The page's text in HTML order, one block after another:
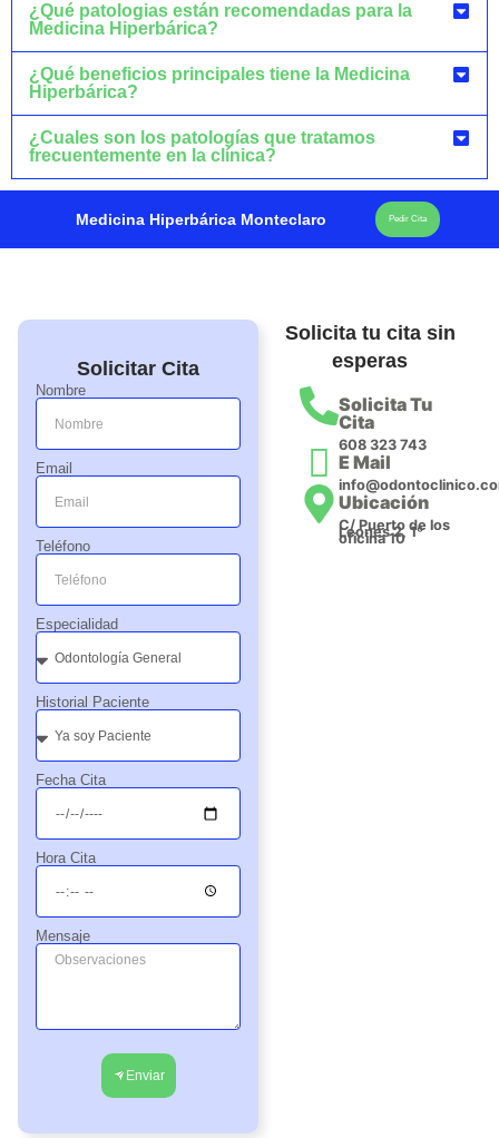
¿Qué patologias están recomendadas para la
Medicina Hiperbárica?
¿Qué beneficios principales tiene la Medicina
Hiperbárica?
¿Cuales son los patologías que tratamos
frecuentemente en la clínica?
Medicina Hiperbárica Monteclaro Pedir Cita
Solicitar Cita
Nombre
Email
Teléfono
Especialidad
Historial Paciente
Fecha Cita
Hora Cita
Mensaje
Enviar
Solicita tu cita sin
esperas
Solicita Tu
Cita
608 323 743
E Mail
Ubicación
C/ Puerto de los
Leones 2, 1º
oficina 10